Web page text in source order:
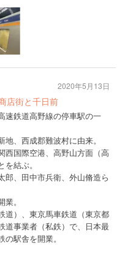
店街と千日前
速鉄道高野線の停車駅の一
、西成郡難波村に由来。
西国際空港、高野山方面（高
結ぶ。
郎、田中市兵衛、外山脩造ら
。
道）、東京馬車鉄道（東京都
道事業者（私鉄）で、日本最
駅舎を開業。
2020年5月13日